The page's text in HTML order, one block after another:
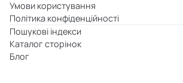
Умови користування
Політика конфіденційності
Пошукові індекси
Каталог сторінок
Блог